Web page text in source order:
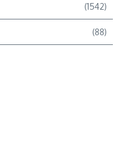
(1542)
(88)